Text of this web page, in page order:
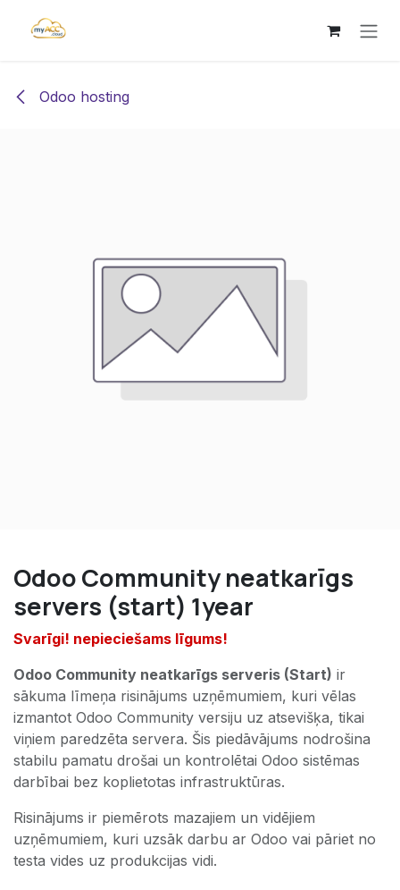
Odoo hosting
Odoo Community neatkarīgs
servers (start) 1year
Svarīgi! nepieciešams līgums!
Odoo Community neatkarīgs serveris (Start) ir
sākuma līmeņa risinājums uzņēmumiem, kuri vēlas
izmantot Odoo Community versiju uz atsevišķa, tikai
viņiem paredzēta servera. Šis piedāvājums nodrošina
stabilu pamatu drošai un kontrolētai Odoo sistēmas
darbībai bez koplietotas infrastruktūras.
Risinājums ir piemērots mazajiem un vidējiem
uzņēmumiem, kuri uzsāk darbu ar Odoo vai pāriet no
testa vides uz produkcijas vidi.